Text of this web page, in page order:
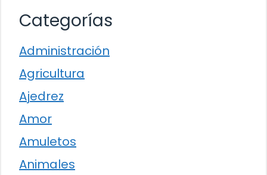
Categorías
Administración
Agricultura
Ajedrez
Amor
Amuletos
Animales